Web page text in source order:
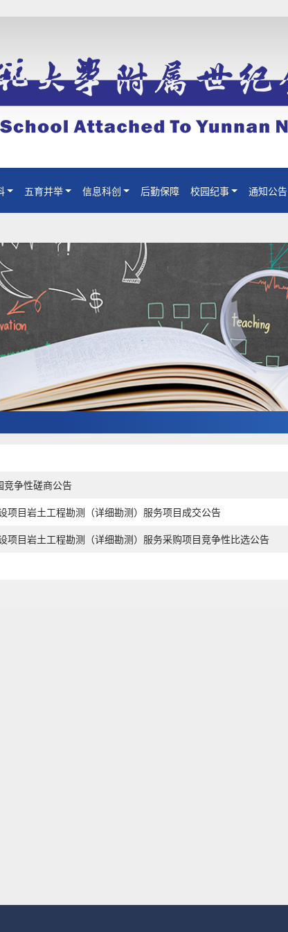
五育并举 信息科创 后勤保障 校园纪事 通知公告
竞争性磋商公告
项目岩土工程勘测（详细勘测）服务项目成交公告
目岩土工程勘测（详细勘测）服务采购项目竞争性比选公告